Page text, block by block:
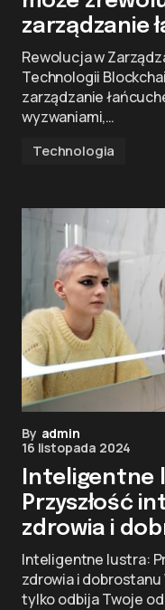
zarządzanie
Rewolucja w
Technologii
zarządzanie
wyzwaniami,…
Technologia
By admin
16 listopada 2024
Inteligentne
Przyszłość
zdrowia i
Inteligentne lustra:
zdrowia i
tylko odbija Twoje